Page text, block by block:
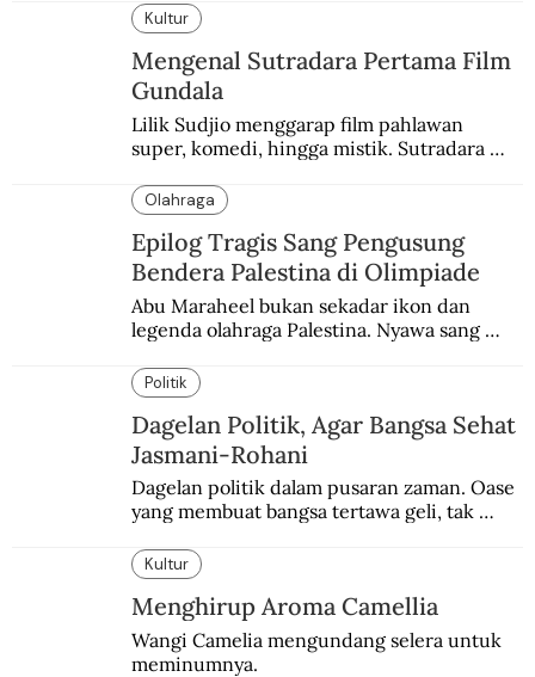
burung nuri diyakini sebagai penutur
terakhir bahasa suku itu.
Kultur
Mengenal Sutradara Pertama Film
Gundala
Lilik Sudjio menggarap film pahlawan
super, komedi, hingga mistik. Sutradara
Olahraga
Epilog Tragis Sang Pengusung
Bendera Palestina di Olimpiade
Abu Maraheel bukan sekadar ikon dan
legenda olahraga Palestina. Nyawa sang
memblokade Rafah.
Politik
Dagelan Politik, Agar Bangsa Sehat
Jasmani-Rohani
Dagelan politik dalam pusaran zaman. Oase
yang membuat bangsa tertawa geli, tak
Kultur
Menghirup Aroma Camellia
Wangi Camelia mengundang selera untuk
meminumnya.